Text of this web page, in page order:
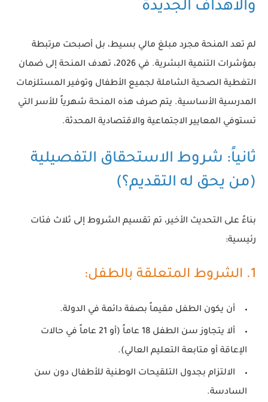
والأهداف الجديدة
لم تعد المنحة مجرد مبلغ مالي بسيط، بل أصبحت مرتبطة
بمؤشرات التنمية البشرية. في 2026، تهدف المنحة إلى ضمان
التغطية الصحية الشاملة لجميع الأطفال وتوفير المستلزمات
المدرسية الأساسية. يتم صرف هذه المنحة شهرياً للأسر التي
تستوفي المعايير الاجتماعية والاقتصادية المحدثة.
ثانياً: شروط الاستحقاق التفصيلية
(من يحق له التقديم؟)
بناءً على التحديث الأخير، تم تقسيم الشروط إلى ثلاث فئات
رئيسية:
1. الشروط المتعلقة بالطفل:
أن يكون الطفل مقيماً بصفة دائمة في الدولة.
ألا يتجاوز سن الطفل 18 عاماً (أو 21 عاماً في حالات
الإعاقة أو متابعة التعليم العالي).
الالتزام بجدول التلقيحات الوطنية للأطفال دون سن
السادسة.